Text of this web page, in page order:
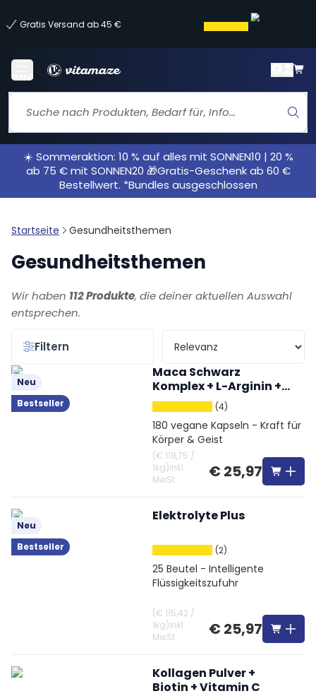
Gratis Versand ab 45 €
Menü
☀️ Sommeraktion: 10 % auf alles mit SONNEN10 | 20 %
ab 75 € mit SONNEN20 🎁Gratis-Geschenk ab 60 €
Bestellwert. *Bundles ausgeschlossen
Startseite Gesundheitsthemen
Gesundheitsthemen
Wir haben 112 Produkte, die deiner aktuellen Auswahl
entsprechen.
Filtern
Neu
Bestseller
Maca Schwarz
Komplex + L-Arginin +
Tribulus + Ginseng
(4)
180 vegane Kapseln - Kraft für
Körper & Geist
(€ 118,75 /
1kg)inkl.
MwSt
€ 25,97
Neu
Bestseller
Elektrolyte Plus
(2)
25 Beutel - Intelligente
Flüssigkeitszufuhr
(€ 115,42 /
1kg)inkl.
MwSt
€ 25,97
Kollagen Pulver +
Biotin + Vitamin C